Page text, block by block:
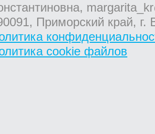
Приморский край,
cookie файлов